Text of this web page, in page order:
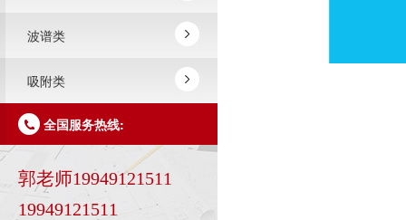
波谱类
吸附类
全国服务热线:
郭老师19949121511
19949121511